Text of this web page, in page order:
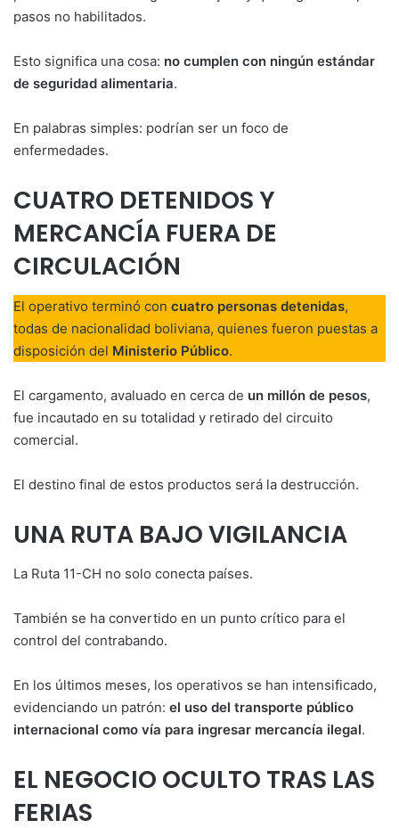
pasos no habilitados.
Esto significa una cosa: no cumplen con ningún estándar
de seguridad alimentaria.
En palabras simples: podrían ser un foco de
enfermedades.
CUATRO DETENIDOS Y
MERCANCÍA FUERA DE
CIRCULACIÓN
El operativo terminó con cuatro personas detenidas,
todas de nacionalidad boliviana, quienes fueron puestas a
disposición del Ministerio Público.
El cargamento, avaluado en cerca de un millón de pesos,
fue incautado en su totalidad y retirado del circuito
comercial.
El destino final de estos productos será la destrucción.
UNA RUTA BAJO VIGILANCIA
La Ruta 11-CH no solo conecta países.
También se ha convertido en un punto crítico para el
control del contrabando.
En los últimos meses, los operativos se han intensificado,
evidenciando un patrón: el uso del transporte público
internacional como vía para ingresar mercancía ilegal.
EL NEGOCIO OCULTO TRAS LAS
FERIAS